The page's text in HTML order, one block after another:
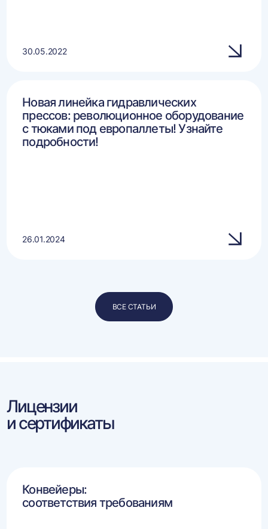
30.05.2022
Новая линейка гидравлических
прессов: революционное оборудование
с тюками под европаллеты! Узнайте
подробности!
26.01.2024
ВСЕ СТАТЬИ
Лицензии
и сертификаты
Конвейеры:
соответствия требованиям